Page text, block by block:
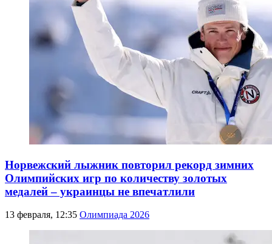
Норвежский лыжник повторил рекорд зимних
Олимпийских игр по количеству золотых
медалей – украинцы не впечатлили
13 февраля, 12:35 Олимпиада 2026